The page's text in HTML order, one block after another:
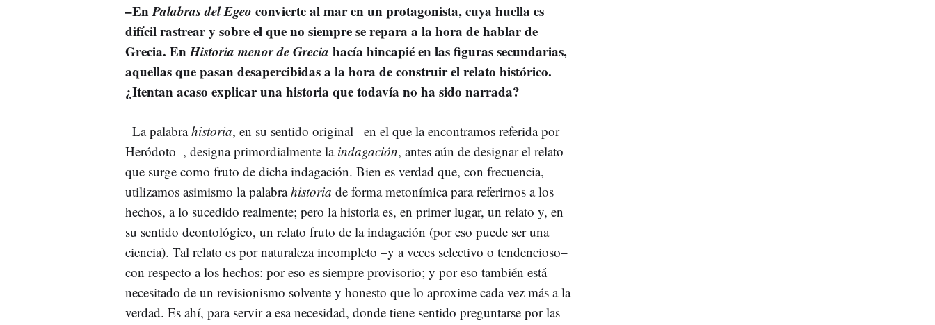
–EnPalabras del Egeo convierte al mar en un protagonista, cuya huella es
difícil rastrear y sobre el que no siempre se repara a la hora de hablar de
Grecia. EnHistoria menor de Grecia hacía hincapié en las figuras secundarias,
aquellas que pasan desapercibidas a la hora de construir el relato histórico.
¿Itentan acaso explicar una historia que todavía no ha sido narrada?
–La palabrahistoria, en su sentido original –en el que la encontramos referida por
Heródoto–, designa primordialmente la indagación, antes aún de designar el relato
que surge como fruto de dicha indagación. Bien es verdad que, con frecuencia,
utilizamos asimismo la palabrahistoria de forma metonímica para referirnos a los
hechos, a lo sucedido realmente; pero la historia es, en primer lugar, un relato y, en
su sentido deontológico, un relato fruto de la indagación (por eso puede ser una
ciencia). Tal relato es por naturaleza incompleto –y a veces selectivo o tendencioso–
con respecto a los hechos: por eso es siempre provisorio; y por eso también está
necesitado de un revisionismo solvente y honesto que lo aproxime cada vez más a la
verdad. Es ahí, para servir a esa necesidad, donde tiene sentido preguntarse por las